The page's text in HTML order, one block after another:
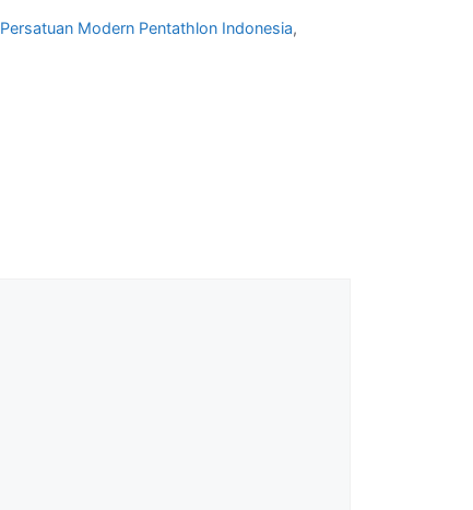
Persatuan Modern Pentathlon Indonesia,